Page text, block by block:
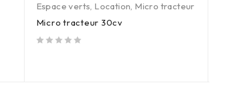
Espace verts, Location, Micro tracteur
Micro tracteur 30cv